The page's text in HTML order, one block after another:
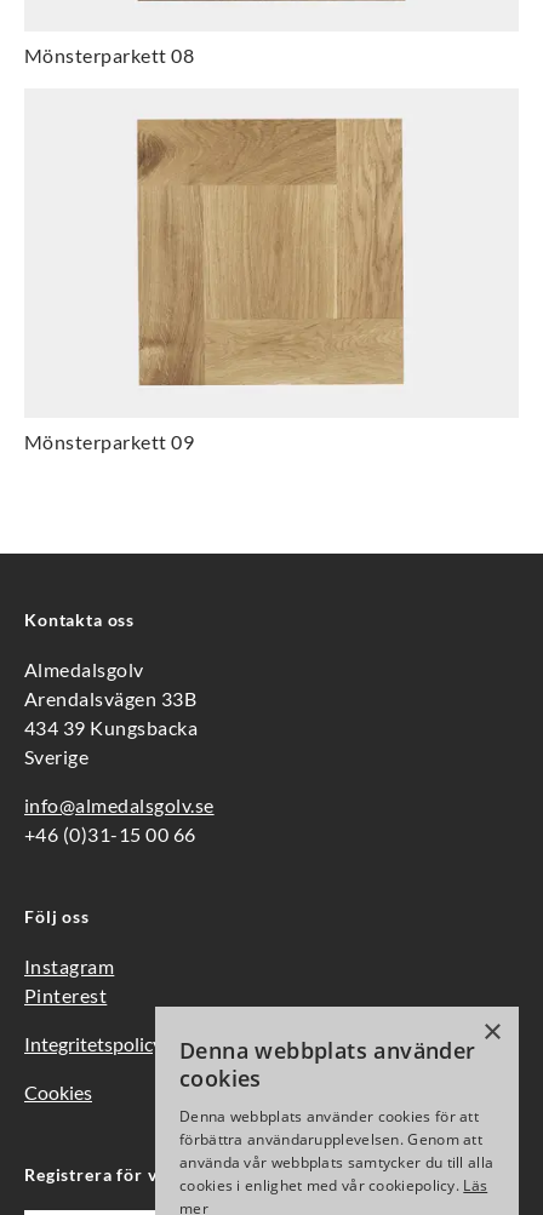
Mönsterparkett 08
Mönsterparkett 09
Kontakta oss
Almedalsgolv
Arendalsvägen 33B
434 39 Kungsbacka
Sverige
info@almedalsgolv.se
+46 (0)31-15 00 66
Följ oss
Instagram
Pinterest
Integritetspolicy
Cookies
Registrera för vårt nyhetsbrev
×
Denna webbplats använder
cookies
Denna webbplats använder cookies för att
förbättra användarupplevelsen. Genom att
använda vår webbplats samtycker du till alla
cookies i enlighet med vår cookiepolicy. Läs
mer